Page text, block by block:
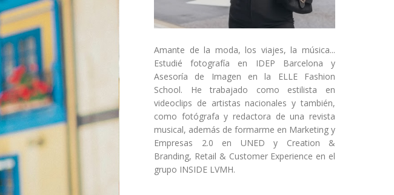
Amante de la moda, los viajes, la música...
Estudié fotografía en IDEP Barcelona y
Asesoría de Imagen en la ELLE Fashion
School. He trabajado como estilista en
videoclips de artistas nacionales y también,
como fotógrafa y redactora de una revista
musical, además de formarme en Marketing y
Empresas 2.0 en UNED y Creation &
Branding, Retail & Customer Experience en el
grupo INSIDE LVMH.